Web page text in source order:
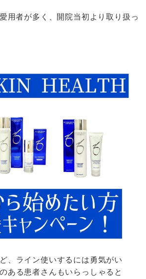
用者が多く、 開院当初より取り扱っ
、ライン使いするには勇気がい
ある患者さんもいらっしゃると